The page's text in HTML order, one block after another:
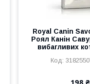
Royal Canin
Роял Канін
вибагливих
198 ₴